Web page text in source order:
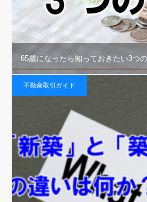
65歳になったら知っておきたい3つ
不動産取引ガイド